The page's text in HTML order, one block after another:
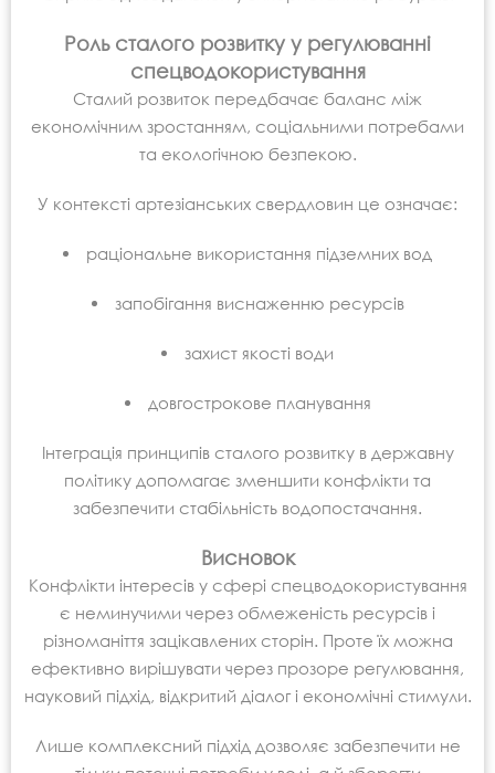
Роль сталого розвитку у регулюванні
спецводокористування
Сталий розвиток передбачає баланс між
економічним зростанням, соціальними потребами
та екологічною безпекою.
У контексті артезіанських свердловин це означає:
раціональне використання підземних вод
запобігання виснаженню ресурсів
захист якості води
довгострокове планування
Інтеграція принципів сталого розвитку в державну
політику допомагає зменшити конфлікти та
забезпечити стабільність водопостачання.
Висновок
Конфлікти інтересів у сфері спецводокористування
є неминучими через обмеженість ресурсів і
різноманіття зацікавлених сторін. Проте їх можна
ефективно вирішувати через прозоре регулювання,
науковий підхід, відкритий діалог і економічні стимули.
Лише комплексний підхід дозволяє забезпечити не